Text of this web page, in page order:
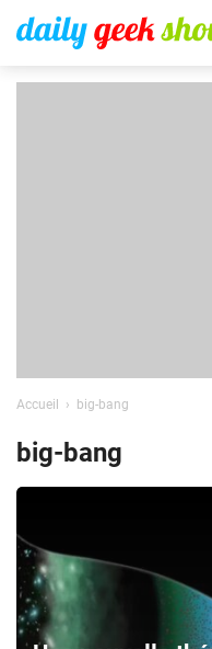
Accueil big-bang
big-bang